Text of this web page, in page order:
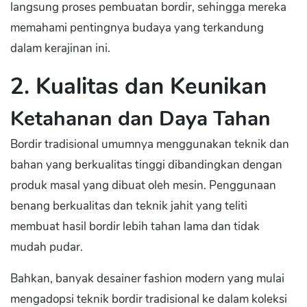
langsung proses pembuatan bordir, sehingga mereka
memahami pentingnya budaya yang terkandung
dalam kerajinan ini.
2. Kualitas dan Keunikan
Ketahanan dan Daya Tahan
Bordir tradisional umumnya menggunakan teknik dan
bahan yang berkualitas tinggi dibandingkan dengan
produk masal yang dibuat oleh mesin. Penggunaan
benang berkualitas dan teknik jahit yang teliti
membuat hasil bordir lebih tahan lama dan tidak
mudah pudar.
Bahkan, banyak desainer fashion modern yang mulai
mengadopsi teknik bordir tradisional ke dalam koleksi